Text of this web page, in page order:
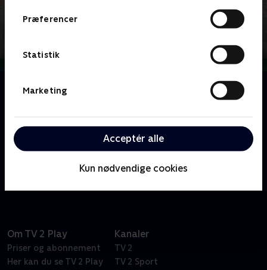
Præferencer
Statistik
Marketing
Acceptér alle
Kun nødvendige cookies
Om The Paper
Dokumentarholdet fra 'The Office' følger nu en
journalister kæmper for at genoplive lokalnyhederne.
En mockumentary om passionerede drømmere og
ressourcer og uddannelse.
Om TV 2 Play
Priser og abonnement
Her kan du se TV 2 Play
Kanaler
TV 2
TV 2 Sport